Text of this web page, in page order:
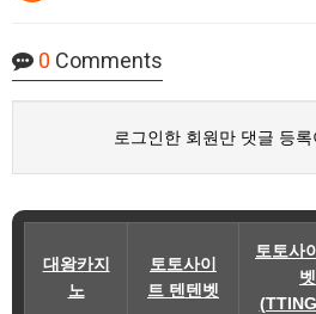
0 Comments
로그인한 회원만 댓글 등록
대왕카지
노
토토사이
트 텐텐벳
토토사
벳